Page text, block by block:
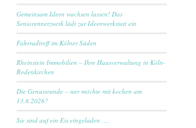
Gemeinsam Ideen wachsen lassen! Das
Seniorennetzwerk lädt zur Ideenwerkstatt ein
Fahrradtreff im Kölner Süden
Rheinstein Immobilien – Ihre Hausverwaltung in Köln-
Rodenkirchen
Die Genussrunde – wer möchte mit kochen am
13.8.2026?
Sie sind auf ein Eis eingeladen ….